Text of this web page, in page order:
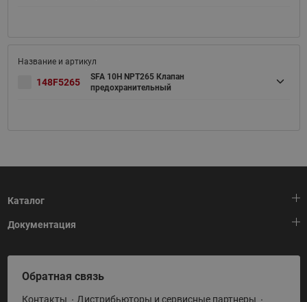
148F5265
SFA 10H NPT265 Клапан
предохранительный
Каталог
Тепловая автоматика
Холодильная техника
Приводная техника
Документация
HeatPlatform (Тепловая платформа)
Полезные программы и инструменты
Обратная связь
Контакты Дистрибьюторы и сервисные партнеры